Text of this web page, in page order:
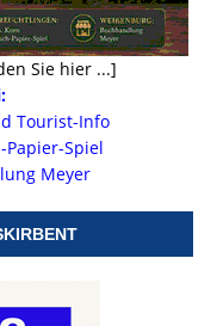
Sie hier ...]
Tourist-Info
Spiel
Meyer